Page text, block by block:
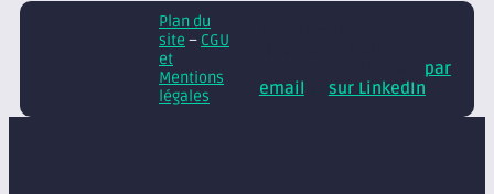
Plan du
site – CGU
et
Mentions
légales
par
email
sur LinkedIn